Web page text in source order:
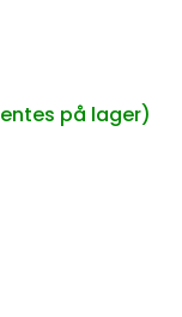
på lager)